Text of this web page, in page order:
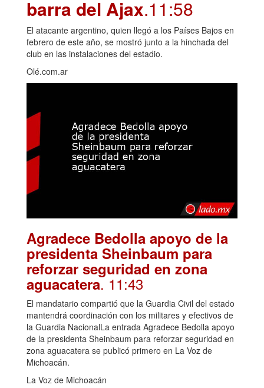
barra del Ajax.11:58
El atacante argentino, quien llegó a los Países Bajos en
febrero de este año, se mostró junto a la hinchada del
club en las instalaciones del estadio.
Olé.com.ar
Agradece Bedolla apoyo de la
presidenta Sheinbaum para
reforzar seguridad en zona
aguacatera. 11:43
El mandatario compartió que la Guardia Civil del estado
mantendrá coordinación con los militares y efectivos de
la Guardia NacionalLa entrada Agradece Bedolla apoyo
de la presidenta Sheinbaum para reforzar seguridad en
zona aguacatera se publicó primero en La Voz de
Michoacán.
La Voz de Michoacán